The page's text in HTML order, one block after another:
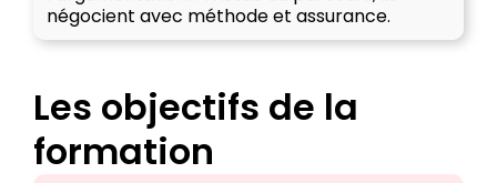
négocient avec méthode et assurance.
Les objectifs de la
formation